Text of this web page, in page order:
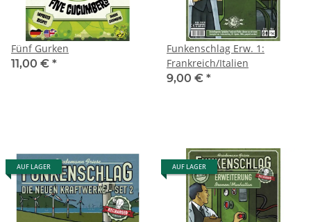
Fünf Gurken
11,00 € *
Funkenschlag Erw. 1:
Frankreich/Italien
9,00 € *
AUF LAGER AUF LAGER